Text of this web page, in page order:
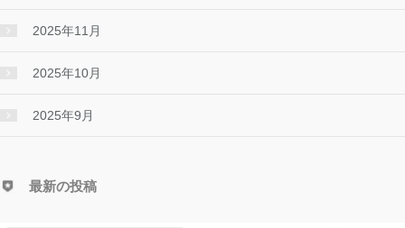
2025年11月
2025年10月
2025年9月
最新の投稿